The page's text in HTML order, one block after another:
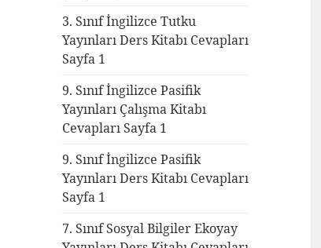
3. Sınıf İngilizce Tutku
Yayınları Ders Kitabı Cevapları
Sayfa 1
9. Sınıf İngilizce Pasifik
Yayınları Çalışma Kitabı
Cevapları Sayfa 1
9. Sınıf İngilizce Pasifik
Yayınları Ders Kitabı Cevapları
Sayfa 1
7. Sınıf Sosyal Bilgiler Ekoyay